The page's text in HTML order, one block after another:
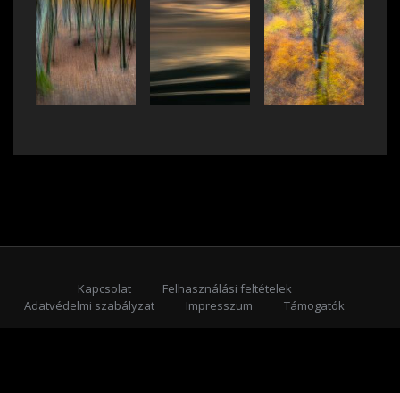
Kapcsolat
Felhasználási feltételek
Adatvédelmi szabályzat
Impresszum
Támogatók